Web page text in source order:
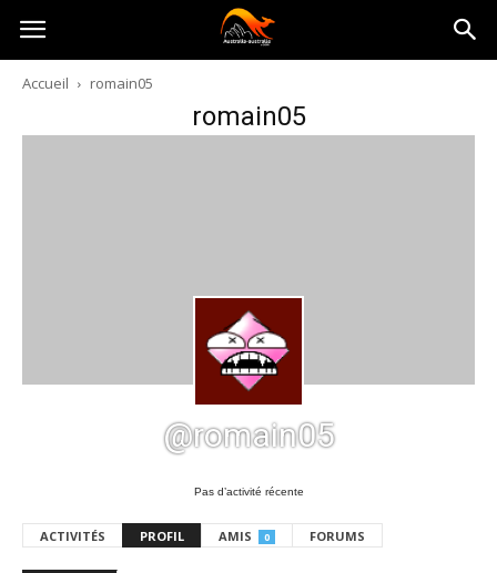
Australia-
australie.com
Accueil romain05
romain05
@romain05
Pas d’activité récente
ACTIVITÉS PROFIL AMIS 0 FORUMS